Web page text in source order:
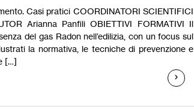
Casi pratici COORDINATORI SCIENTIFICI
Arianna Panfili OBIETTIVI FORMATIVI Il
del gas Radon nell’edilizia, con un focus sul
la normativa, le tecniche di prevenzione e
[…]